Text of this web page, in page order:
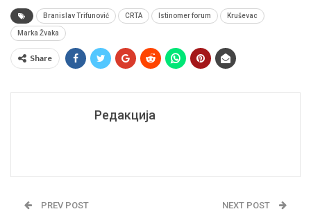
Branislav Trifunović CRTA Istinomer forum Kruševac
Marka Žvaka
Share
Редакција
PREV POST NEXT POST